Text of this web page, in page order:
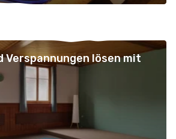
Verspannungen lösen mit